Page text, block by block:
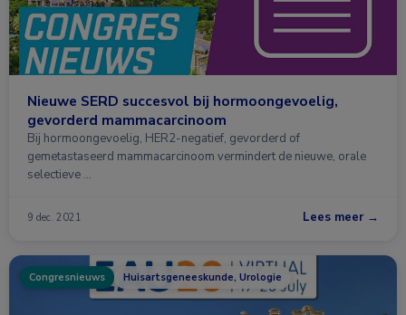
Nieuwe SERD succesvol bij hormoongevoelig,
gevorderd mammacarcinoom
Bij hormoongevoelig, HER2-negatief, gevorderd of
gemetastaseerd mammacarcinoom vermindert de nieuwe, orale
selectieve …
9 dec. 2021 Lees meer →
Congresnieuws Huisartsgeneeskunde, Urologie